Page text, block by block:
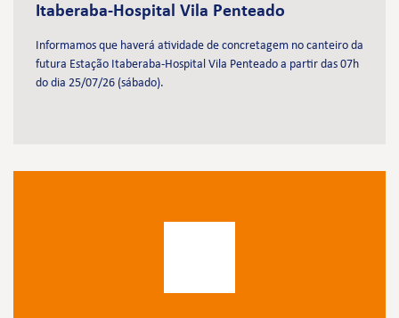
Itaberaba-Hospital Vila Penteado
Informamos que haverá atividade de concretagem no canteiro da
futura Estação Itaberaba-Hospital Vila Penteado a partir das 07h
do dia 25/07/26 (sábado).